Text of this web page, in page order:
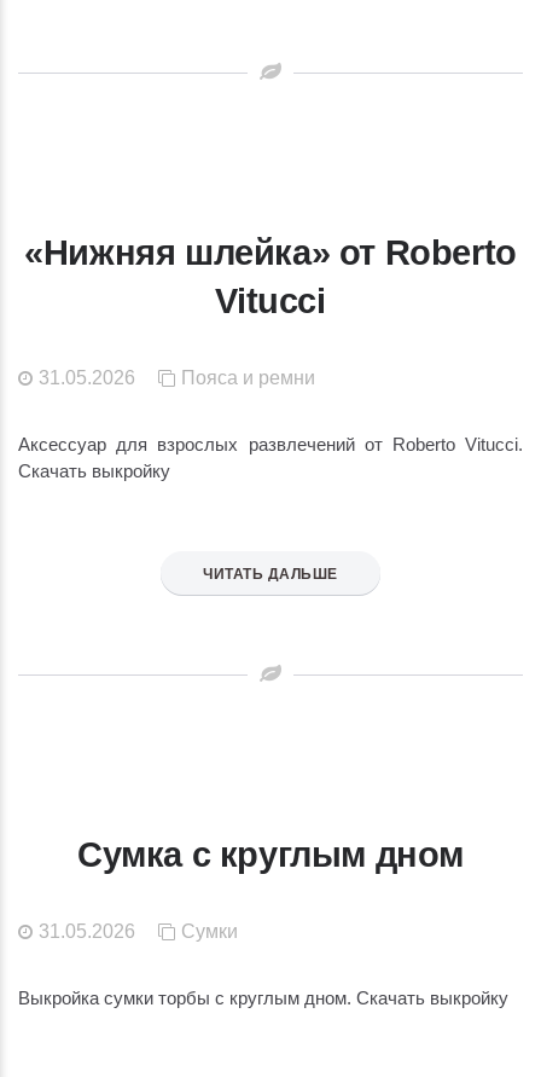
«Нижняя шлейка» от Roberto
Vitucci
31.05.2026 Пояса и ремни
Аксессуар для взрослых развлечений от Roberto Vitucci.
Скачать выкройку
ЧИТАТЬ ДАЛЬШЕ
Сумка с круглым дном
31.05.2026 Сумки
Выкройка сумки торбы с круглым дном. Скачать выкройку